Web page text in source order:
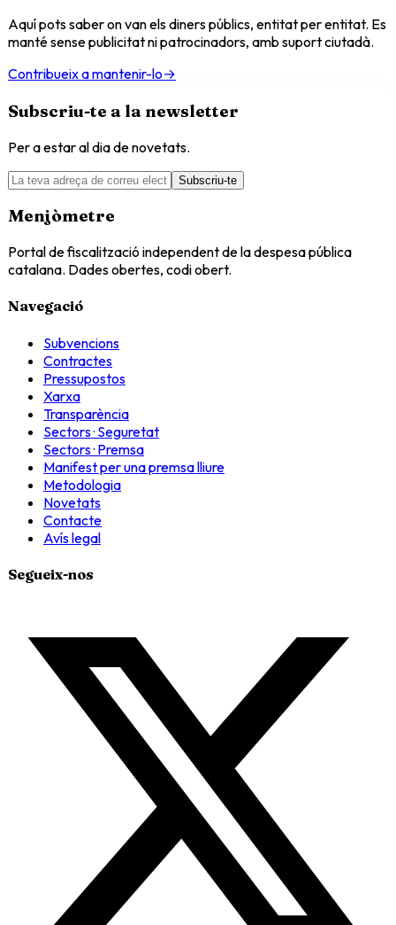
Aquí pots saber on van els diners públics, entitat per entitat. Es
manté sense publicitat ni patrocinadors, amb suport ciutadà.
Contribueix a mantenir-lo→
Subscriu-te a la newsletter
Per a estar al dia de novetats.
Subscriu-te
Menjòmetre
Portal de fiscalització independent de la despesa pública
catalana. Dades obertes, codi obert.
Navegació
Subvencions
Contractes
Pressupostos
Xarxa
Transparència
Sectors · Seguretat
Sectors · Premsa
Manifest per una premsa lliure
Metodologia
Novetats
Contacte
Avís legal
Segueix-nos